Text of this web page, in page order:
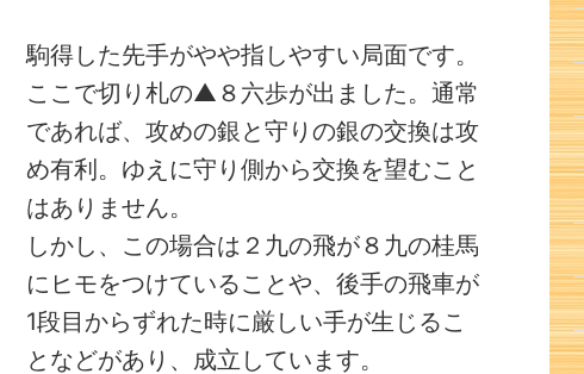
駒得した先手がやや指しやすい局面です。
ここで切り札の▲８六歩が出ました。通常
であれば、攻めの銀と守りの銀の交換は攻
め有利。ゆえに守り側から交換を望むこと
はありません。
しかし、この場合は２九の飛が８九の桂馬
にヒモをつけていることや、後手の飛車が
1段目からずれた時に厳しい手が生じるこ
となどがあり、成立しています。